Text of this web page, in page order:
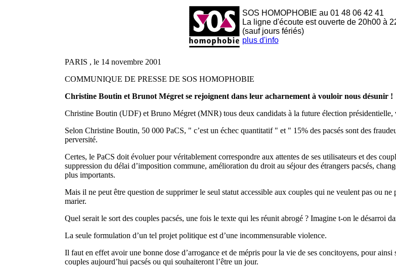
SOS HOMOPHOBIE au 01 48 06 42 41
La ligne d'écoute est ouverte de 20h00 à
(sauf jours fériés)
plus d'info
PARIS , le 14 novembre 2001
COMMUNIQUE DE PRESSE DE SOS HOMOPHOBIE
Christine Boutin et Brunot Mégret se rejoignent dans leur acharnement à vouloir nous désunir !
Christine Boutin (UDF) et Bruno Mégret (MNR) tous deux candidats à la future élection présidentielle,
Selon Christine Boutin, 50 000 PaCS, " c’est un échec quantitatif " et " 15% des pacsés sont des
perversité.
Certes, le PaCS doit évoluer pour véritablement correspondre aux attentes de ses utilisateurs et des
suppression du délai d’imposition commune, amélioration du droit au séjour des étrangers pacsés,
plus importants.
Mais il ne peut être question de supprimer le seul statut accessible aux couples qui ne veulent pas ou ne
marier.
Quel serait le sort des couples pacsés, une fois le texte qui les réunit abrogé ? Imagine t-on le désarroi
La seule formulation d’un tel projet politique est d’une incommensurable violence.
Il faut en effet avoir une bonne dose d’arrogance et de mépris pour la vie de ses concitoyens, pour
couples aujourd’hui pacsés ou qui souhaiteront l’être un jour.